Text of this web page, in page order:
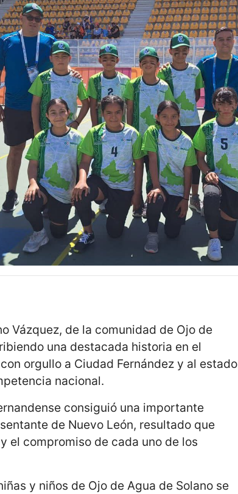
Vázquez, de la comunidad de Ojo de
una destacada historia en el
orgullo a Ciudad Fernández y al estado
nacional.
consiguió una importante
de Nuevo León, resultado que
el compromiso de cada uno de los
y niños de Ojo de Agua de Solano se